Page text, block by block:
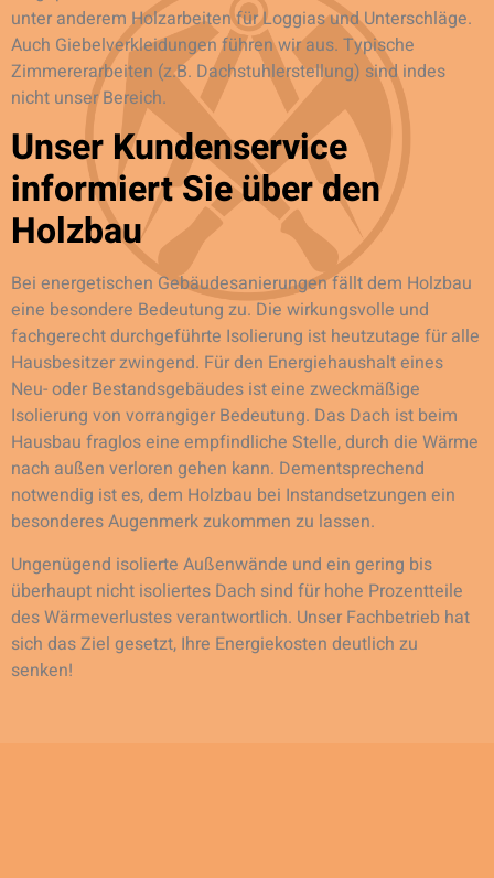
unter anderem Holzarbeiten für Loggias und Unterschläge.
Auch Giebelverkleidungen führen wir aus. Typische
Zimmererarbeiten (z.B. Dachstuhlerstellung) sind indes
nicht unser Bereich.
Unser Kundenservice
informiert Sie über den
Holzbau
Bei energetischen Gebäudesanierungen fällt dem Holzbau
eine besondere Bedeutung zu. Die wirkungsvolle und
fachgerecht durchgeführte Isolierung ist heutzutage für alle
Hausbesitzer zwingend. Für den Energiehaushalt eines
Neu- oder Bestandsgebäudes ist eine zweckmäßige
Isolierung von vorrangiger Bedeutung. Das Dach ist beim
Hausbau fraglos eine empfindliche Stelle, durch die Wärme
nach außen verloren gehen kann. Dementsprechend
notwendig ist es, dem Holzbau bei Instandsetzungen ein
besonderes Augenmerk zukommen zu lassen.
Ungenügend isolierte Außenwände und ein gering bis
überhaupt nicht isoliertes Dach sind für hohe Prozentteile
des Wärmeverlustes verantwortlich. Unser Fachbetrieb hat
sich das Ziel gesetzt, Ihre Energiekosten deutlich zu
senken!